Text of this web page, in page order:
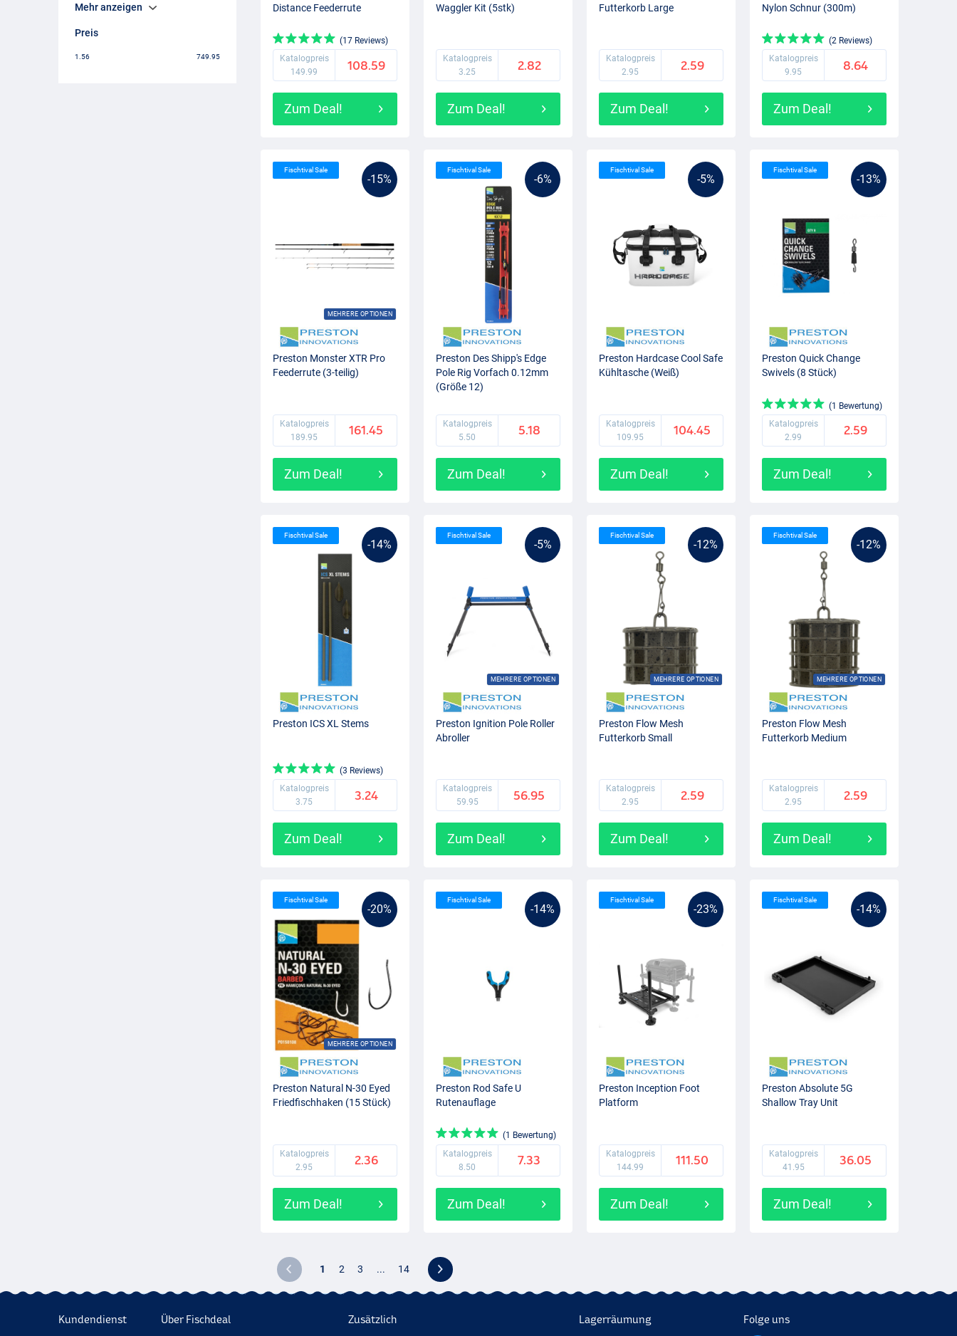
Mehr anzeigen
Preis
1.56 749.95
Distance Feederrute
(17 Reviews)
Katalogpreis
149.99
108.59
Zum Deal!
Waggler Kit (5stk)
Katalogpreis
3.25
2.82
Zum Deal!
Futterkorb Large
Katalogpreis
2.95
2.59
Zum Deal!
Nylon Schnur (300m)
(2 Reviews)
Katalogpreis
9.95
8.64
Zum Deal!
-15%
MEHRERE OPTIONEN
Fischtival Sale
Preston Monster XTR Pro
Feederrute (3-teilig)
Katalogpreis
189.95
161.45
Zum Deal!
-6%
Fischtival Sale
Preston Des Shipp's Edge
Pole Rig Vorfach 0.12mm
(Größe 12)
Katalogpreis
5.50
5.18
Zum Deal!
-5%
Fischtival Sale
Preston Hardcase Cool Safe
Kühltasche (Weiß)
Katalogpreis
109.95
104.45
Zum Deal!
-13%
Fischtival Sale
Preston Quick Change
Swivels (8 Stück)
(1 Bewertung)
Katalogpreis
2.99
2.59
Zum Deal!
-14%
Fischtival Sale
Preston ICS XL Stems
(3 Reviews)
Katalogpreis
3.75
3.24
Zum Deal!
-5%
MEHRERE OPTIONEN
Fischtival Sale
Preston Ignition Pole Roller
Abroller
Katalogpreis
59.95
56.95
Zum Deal!
-12%
MEHRERE OPTIONEN
Fischtival Sale
Preston Flow Mesh
Futterkorb Small
Katalogpreis
2.95
2.59
Zum Deal!
-12%
MEHRERE OPTIONEN
Fischtival Sale
Preston Flow Mesh
Futterkorb Medium
Katalogpreis
2.95
2.59
Zum Deal!
-20%
MEHRERE OPTIONEN
Fischtival Sale
Preston Natural N-30 Eyed
Friedfischhaken (15 Stück)
Katalogpreis
2.95
2.36
Zum Deal!
-14%
Fischtival Sale
Preston Rod Safe U
Rutenauflage
(1 Bewertung)
Katalogpreis
8.50
7.33
Zum Deal!
-23%
Fischtival Sale
Preston Inception Foot
Platform
Katalogpreis
144.99
111.50
Zum Deal!
-14%
Fischtival Sale
Preston Absolute 5G
Shallow Tray Unit
Katalogpreis
41.95
36.05
Zum Deal!
1 2 3 ... 14
Kundendienst Über Fischdeal Zusätzlich Lagerräumung Folge uns